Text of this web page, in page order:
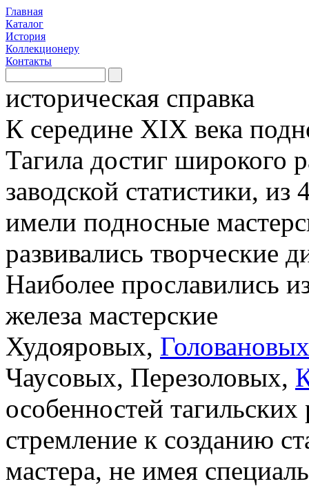
Главная
Каталог
История
Коллекционеру
Контакты
историческая справка
К середине XIX века
Тагила достиг широкого
заводской статистики, из
имели подносные
развивались творческие
Наиболее прославились
железа мастерские
Худояровых, Головановых
Чаусовых, Перезоловых,
особенностей
стремление к созданию
мастера, не имея